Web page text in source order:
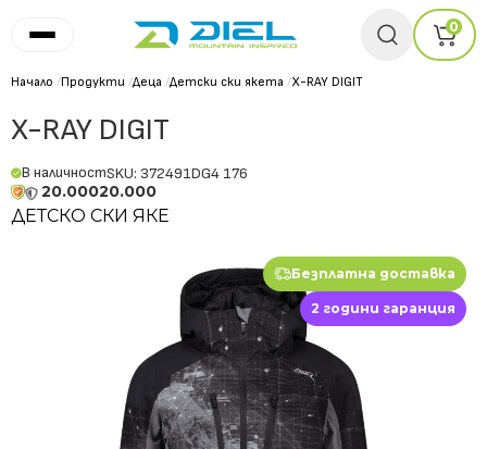
0
Начало /Продукти /Деца /Детски ски якета /X-RAY DIGIT
X-RAY DIGIT
В наличностSKU: 372491DG4 176
20.00020.000
ДЕТСКО СКИ ЯКЕ
Безплатна доставка
2 години гаранция